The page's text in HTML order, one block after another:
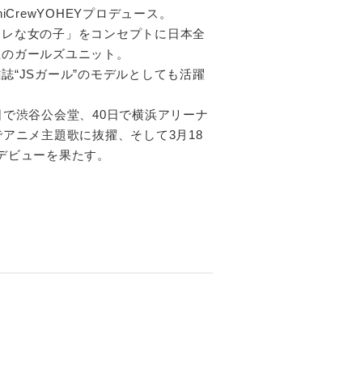
プロデュース。
な女の子」をコンセプトに日本全
ガールズユニット。
“JSガール”のモデルとしても活躍
渋谷公会堂、40日で横浜アリーナ
ニメ主題歌に抜擢、そして3月18
ューを果たす。